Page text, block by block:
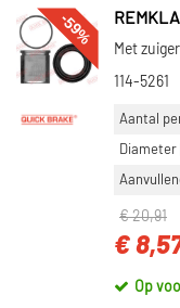
-59%
Met zuiger
114-5261
Aantal
Diameter
€ 20,91
€
Op